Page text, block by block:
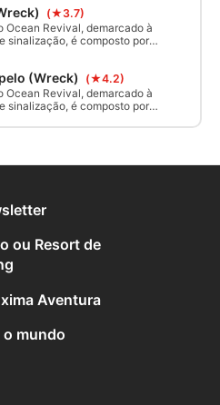
ótimo local para principiantes,
máxima de 11m, e é muito
noturnos
(★3.7)
Ocean Revival, demarcado à
sinalização, é composto por
(Wreck)
(★4.2)
Ocean Revival, demarcado à
sinalização, é composto por
únicos no mundo, sendo o
ou Resort de
Aventura
o mundo